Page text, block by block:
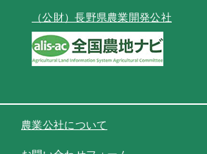
（公財）長野県農業開発公社
農業公社について